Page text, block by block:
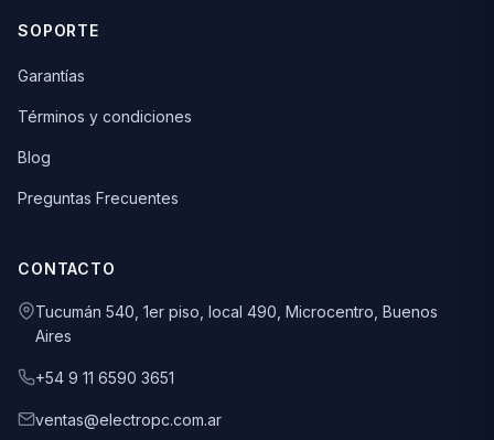
SOPORTE
Garantías
Términos y condiciones
Blog
Preguntas Frecuentes
CONTACTO
Tucumán 540, 1er piso, local 490, Microcentro, Buenos
Aires
+54 9 11 6590 3651
ventas@electropc.com.ar